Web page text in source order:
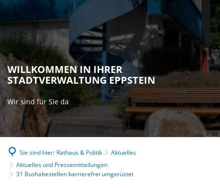
© JBE
WILLKOMMEN IN IHRER
STADTVERWALTUNG EPPSTEIN
Wir sind für Sie da
Sie sind hier: Rathaus & Politik
Aktuelles
Aktuelles und Pressemitteilungen
31 Bushaltestellen barrierefrei umgerüstet